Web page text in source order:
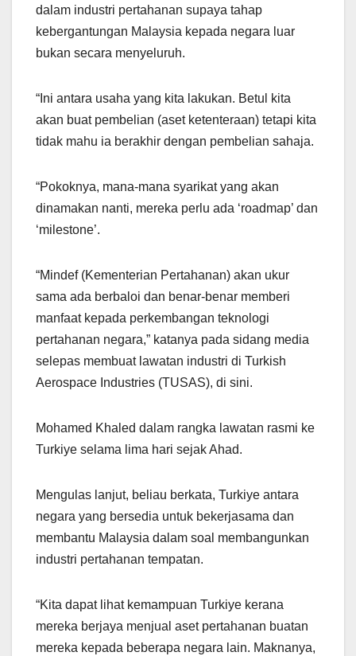
dalam industri pertahanan supaya tahap
kebergantungan Malaysia kepada negara luar
bukan secara menyeluruh.
“Ini antara usaha yang kita lakukan. Betul kita
akan buat pembelian (aset ketenteraan) tetapi kita
tidak mahu ia berakhir dengan pembelian sahaja.
“Pokoknya, mana-mana syarikat yang akan
dinamakan nanti, mereka perlu ada ‘roadmap’ dan
‘milestone’.
“Mindef (Kementerian Pertahanan) akan ukur
sama ada berbaloi dan benar-benar memberi
manfaat kepada perkembangan teknologi
pertahanan negara,” katanya pada sidang media
selepas membuat lawatan industri di Turkish
Aerospace Industries (TUSAS), di sini.
Mohamed Khaled dalam rangka lawatan rasmi ke
Turkiye selama lima hari sejak Ahad.
Mengulas lanjut, beliau berkata, Turkiye antara
negara yang bersedia untuk bekerjasama dan
membantu Malaysia dalam soal membangunkan
industri pertahanan tempatan.
“Kita dapat lihat kemampuan Turkiye kerana
mereka berjaya menjual aset pertahanan buatan
mereka kepada beberapa negara lain. Maknanya,